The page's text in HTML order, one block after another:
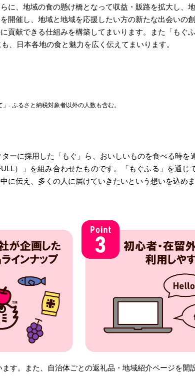
に、地域の食の懸け橋となって収益・販路を拡大し、
開催し、地域と地域を応援したい方の新たな出会いの
貢献できる仕組みを構築してまいります。また「もぐ
、日本各地の食と魅力を広く伝えてまいります。
. ふるさと納税対象者以外の人数も含む。
ーに採用した「もぐ」ら、おいしいものを食べる時を
）」を組み合わせたものです。「もぐふる」を通じ
伝え、多くの人に届けていきたいという想いを込めま
す。また、自治体ごとの返礼品・地域紹介ページを開